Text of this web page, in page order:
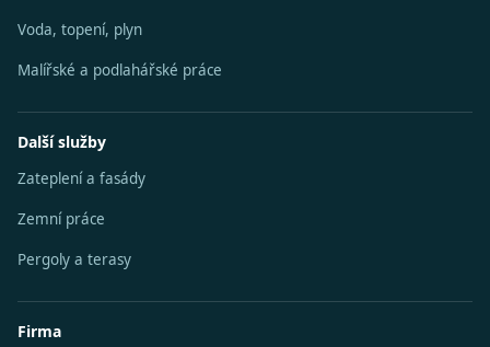
Voda, topení, plyn
Malířské a podlahářské práce
Další služby
Zateplení a fasády
Zemní práce
Pergoly a terasy
Firma